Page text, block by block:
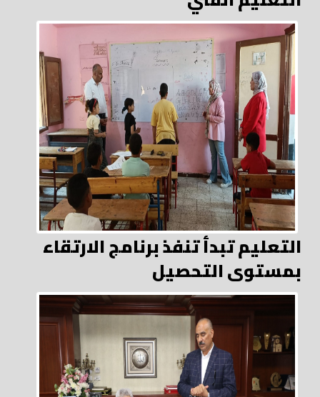
التعليم تبدأ تنفذ برنامج الارتقاء
بمستوى التحصيل